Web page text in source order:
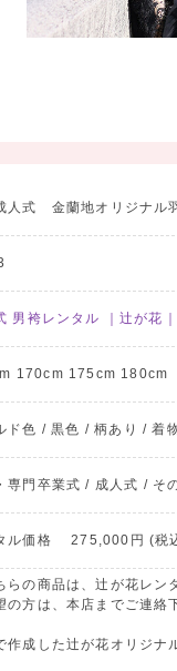
人式 金蘭地オリジナル
男袴レンタル ｜辻が花｜
170cm 175cm 180cm
ド色 / 黒色 / 柄あり / 着
専門卒業式 / 成人式 / そ
ル価格 275,000円 (税
の商品は、辻が花レン
の方は、本店までご連絡
作成した辻が花オリジナ